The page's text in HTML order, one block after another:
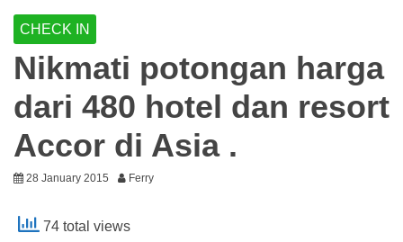
CHECK IN
Nikmati potongan harga
dari 480 hotel dan resort
Accor di Asia .
28 January 2015 Ferry
74 total views